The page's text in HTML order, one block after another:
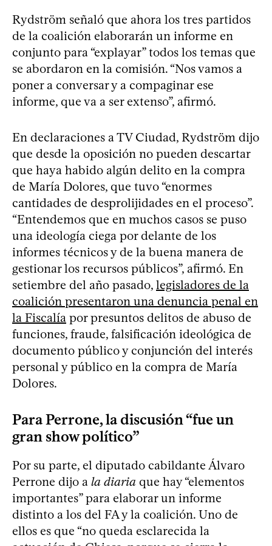
Rydström señaló que ahora los tres partidos
de la coalición elaborarán un informe en
conjunto para “explayar” todos los temas que
se abordaron en la comisión. “Nos vamos a
poner a conversar y a compaginar ese
informe, que va a ser extenso”, afirmó.
En declaraciones a TV Ciudad, Rydström dijo
que desde la oposición no pueden descartar
que haya habido algún delito en la compra
de María Dolores, que tuvo “enormes
cantidades de desprolijidades en el proceso”.
“Entendemos que en muchos casos se puso
una ideología ciega por delante de los
informes técnicos y de la buena manera de
gestionar los recursos públicos”, afirmó. En
setiembre del año pasado, legisladores de la
coalición presentaron una denuncia penal en
la Fiscalía por presuntos delitos de abuso de
funciones, fraude, falsificación ideológica de
documento público y conjunción del interés
personal y público en la compra de María
Dolores.
Para Perrone, la discusión “fue un
gran show político”
Por su parte, el diputado cabildante Álvaro
Perrone dijo a la diaria que hay “elementos
importantes” para elaborar un informe
distinto a los del FA y la coalición. Uno de
ellos es que “no queda esclarecida la